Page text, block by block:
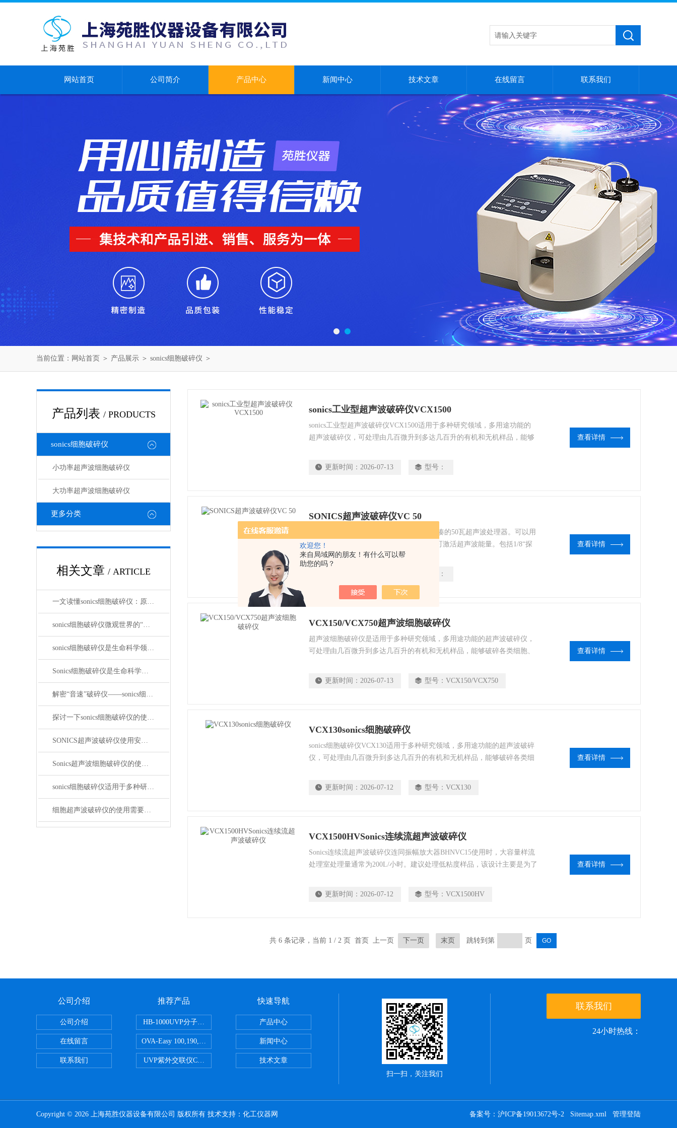
欢迎您！
来自局域网的朋友！有什么可以帮
助您的吗？
网站首页 公司简介 产品中心 新闻中心 技术文章 在线留言 联系我们
当前位置： 网站首页 ＞ 产品展示 ＞ sonics细胞破碎仪 ＞
产品列表 / PRODUCTS
sonics细胞破碎仪
小功率超声波细胞破碎仪
大功率超声波细胞破碎仪
更多分类
相关文章 / ARTICLE
一文读懂sonics细胞破碎仪：原理与应用场景
sonics细胞破碎仪微观世界的“拆解工匠”
sonics细胞破碎仪是生命科学领域的重要工具
Sonics细胞破碎仪是生命科学研究实验室中的工具
解密“音速”破碎仪——sonics细胞破碎仪
探讨一下sonics细胞破碎仪的使用注意事项
SONICS超声波破碎仪使用安全注意事项
Sonics超声波细胞破碎仪的使用和保养
sonics细胞破碎仪适用于多种研究领域的一款多功能产品
细胞超声波破碎仪的使用需要注意哪些方面
sonics工业型超声波破碎仪VCX1500
sonics工业型超声波破碎仪VCX1500适用于多种研究领域，多用途功能的
超声波破碎仪，可处理由几百微升到多达几百升的有机和无机样品，能够
难溶物质，加速化学、生物学、物理学的反应速度，雾化液体，分散颗
更新时间： 2026-07-13 型号：
查看详情
SONICS超声波破碎仪VC 50
SONICS超声波破碎仪VC 50是一款小型紧凑的50瓦超声波处理器。可以用
手握住探头，转动前面板上的振幅旋钮即可激活超声波能量。包括1/8“探
头（0.5–15mL体积），并提供各种配件，用于各种应用和样品体积。
型号：
查看详情
VCX150/VCX750超声波细胞破碎仪
超声波细胞破碎仪是适用于多种研究领域，多用途功能的超声波破碎仪，
可处理由几百微升到多达几百升的有机和无机样品，能够破碎各类细胞、
化学、生物学、物理学的反应速度，雾化液体，分散颗粒，制备样品，汽
更新时间： 2026-07-13 型号： VCX150/VCX750
查看详情
VCX130sonics细胞破碎仪
sonics细胞破碎仪VCX130适用于多种研究领域，多用途功能的超声波破碎
仪，可处理由几百微升到多达几百升的有机和无机样品，能够破碎各类细
加速化学、生物学、物理学的反应速度，雾化液体，分散颗粒，制备样
更新时间： 2026-07-12 型号： VCX130
查看详情
VCX1500HVSonics连续流超声波破碎仪
Sonics连续流超声波破碎仪连同振幅放大器BHNVC15使用时，大容量样流
处理室处理量通常为200L/小时。建议处理低粘度样品，该设计主要是为了
大容量样流处理室易于拆装便于清洗，运行时夹套可冷却/加热样品，触液
更新时间： 2026-07-12 型号： VCX1500HV
查看详情
共 6 条记录，当前 1 / 2 页 首页 上一页 下一页 末页 跳转到第 页
公司介绍
公司介绍
在线留言
联系我们
推荐产品
HB-1000UVP分子杂交箱
OVA-Easy 100,190,380,580英国Brinsea孵化器
UVP紫外交联仪CL-1000
快速导航
产品中心
新闻中心
技术文章
扫一扫，关注我们
联系我们
24小时热线：
Copyright © 2026 上海苑胜仪器设备有限公司 版权所有 技术支持： 化工仪器网 备案号：沪ICP备19013672号-2 Sitemap.xml 管理登陆